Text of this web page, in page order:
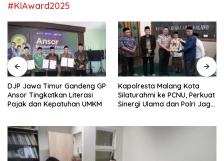
#KIAward2025
DJP Jawa Timur Gandeng GP
Ansor Tingkatkan Literasi
Pajak dan Kepatuhan UMKM
Kapolresta Malang Kota
Silaturahmi ke PCNU, Perkuat
Sinergi Ulama dan Polri Jaga